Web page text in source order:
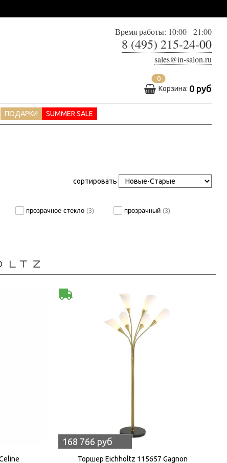
Время работы: 10:00 - 21:00
8 (495) 215-24-00
sales@in-salon.ru
0
Корзина: 0 руб
ПОДАРКИ SUMMER SALE
сортировать
прозрачное стекло(3) прозрачный(3)
168 766 руб
Торшер Eichholtz 115657 Gagnon